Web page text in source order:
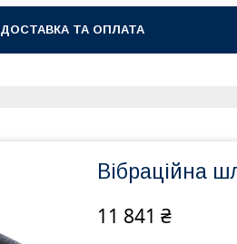
ДОСТАВКА ТА ОПЛАТА
Вібраційна
11 841 ₴